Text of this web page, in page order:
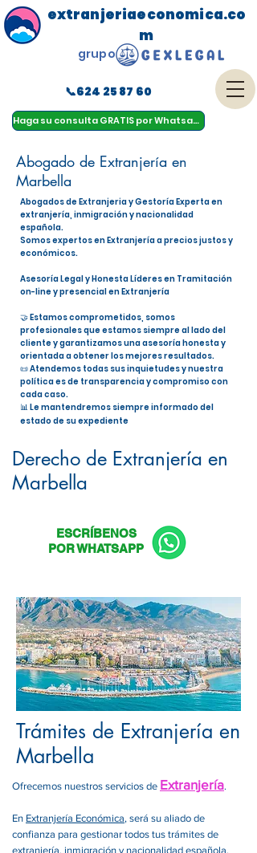
Haga su consulta GRATIS por Whatsapp
menu
extranjeriaeconomica.co
m
📞624 25 87 60
grupo
Abogado de Extranjería en
Marbella
Abogados de Extranjeria y Gestoría Experta en
extranjería, inmigración y nacionalidad
española.
Somos expertos en Extranjería a precios justos y
económicos.
Asesoría Legal y Honesta Líderes en Tramitación
on-line y presencial en Extranjería
🤝 Estamos comprometidos, somos
profesionales que estamos siempre al lado del
cliente y garantizamos una asesoría honesta y
orientada a obtener los mejores resultados.
📜 Atendemos todas sus inquietudes y nuestra
política es de transparencia y compromiso con
cada caso.
📊 Le mantendremos siempre informado del
estado de su expediente
Derecho de Extranjería en
Marbella
ESCRÍBENOS
POR WHATSAPP
Trámites de Extranjería en
Marbella
Ofrecemos nuestros servicios de Extranjería.
En Extranjería Económica, será su aliado de
confianza para gestionar todos tus trámites de
extranjería, inmigración y nacionalidad española.